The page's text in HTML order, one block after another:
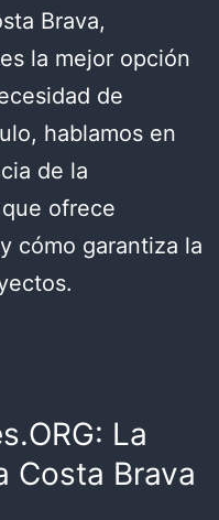
Brava,
la mejor opción
de
hablamos en
de la
ofrece
cómo garantiza la
La
Costa Brava